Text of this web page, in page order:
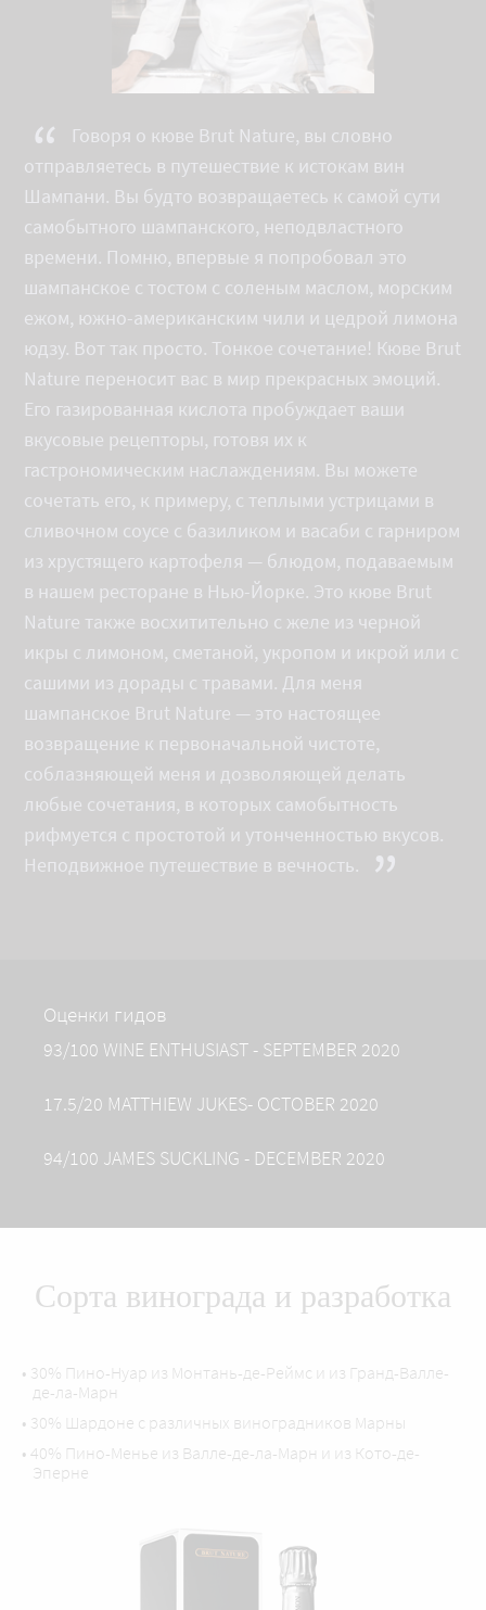
“ Говоря о кюве Brut Nature, вы словно
отправляетесь в путешествие к истокам вин
Шампани. Вы будто возвращаетесь к самой сути
самобытного шампанского, неподвластного
времени. Помню, впервые я попробовал это
шампанское с тостом с соленым маслом, морским
ежом, южно-американским чили и цедрой лимона
юдзу. Вот так просто. Тонкое сочетание! Кюве Brut
Nature переносит вас в мир прекрасных эмоций.
Его газированная кислота пробуждает ваши
вкусовые рецепторы, готовя их к
гастрономическим наслаждениям. Вы можете
сочетать его, к примеру, с теплыми устрицами в
сливочном соусе с базиликом и васаби с гарниром
из хрустящего картофеля — блюдом, подаваемым
в нашем ресторане в Нью-Йорке. Это кюве Brut
Nature также восхитительно с желе из черной
икры с лимоном, сметаной, укропом и икрой или с
сашими из дорады с травами. Для меня
шампанское Brut Nature — это настоящее
возвращение к первоначальной чистоте,
соблазняющей меня и дозволяющей делать
любые сочетания, в которых самобытность
рифмуется с простотой и утонченностью вкусов.
Неподвижное путешествие в вечность.
”
Оценки гидов
93/100 WINE ENTHUSIAST - SEPTEMBER 2020
17.5/20 MATTHIEW JUKES- OCTOBER 2020
94/100 JAMES SUCKLING - DECEMBER 2020
Сорта винограда и разработка
• 30% Пино-Нуар из Монтань-де-Реймс и из Гранд-Валле-
де-ла-Марн
• 30% Шардоне с различных виноградников Марны
• 40% Пино-Менье из Валле-де-ла-Марн и из Кото-де-
Эперне